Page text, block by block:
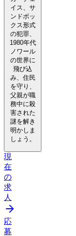
イス、サ
ンドボッ
クス形式
の犯罪、
1980年代
ノワール
の世界に
飛び込
み、住民
を守り、
父親が職
務中に殺
害された
謎を解き
明かしま
しょう。
現
在
の
求
人
応
募